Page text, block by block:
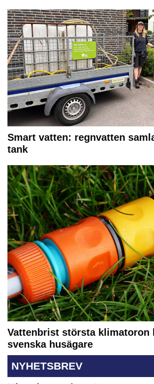
Smart vatten: regnvatten
tank
Vattenbrist största klimatoron
svenska husägare
NYHETSBREV